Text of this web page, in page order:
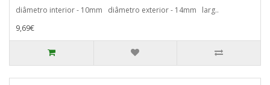
diâmetro interior - 10mm diâmetro exterior - 14mm larg..
9,69€